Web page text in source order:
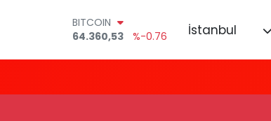
BITCOIN
64.360,53
%-0.76
55,0265
%0.01
İstanbul